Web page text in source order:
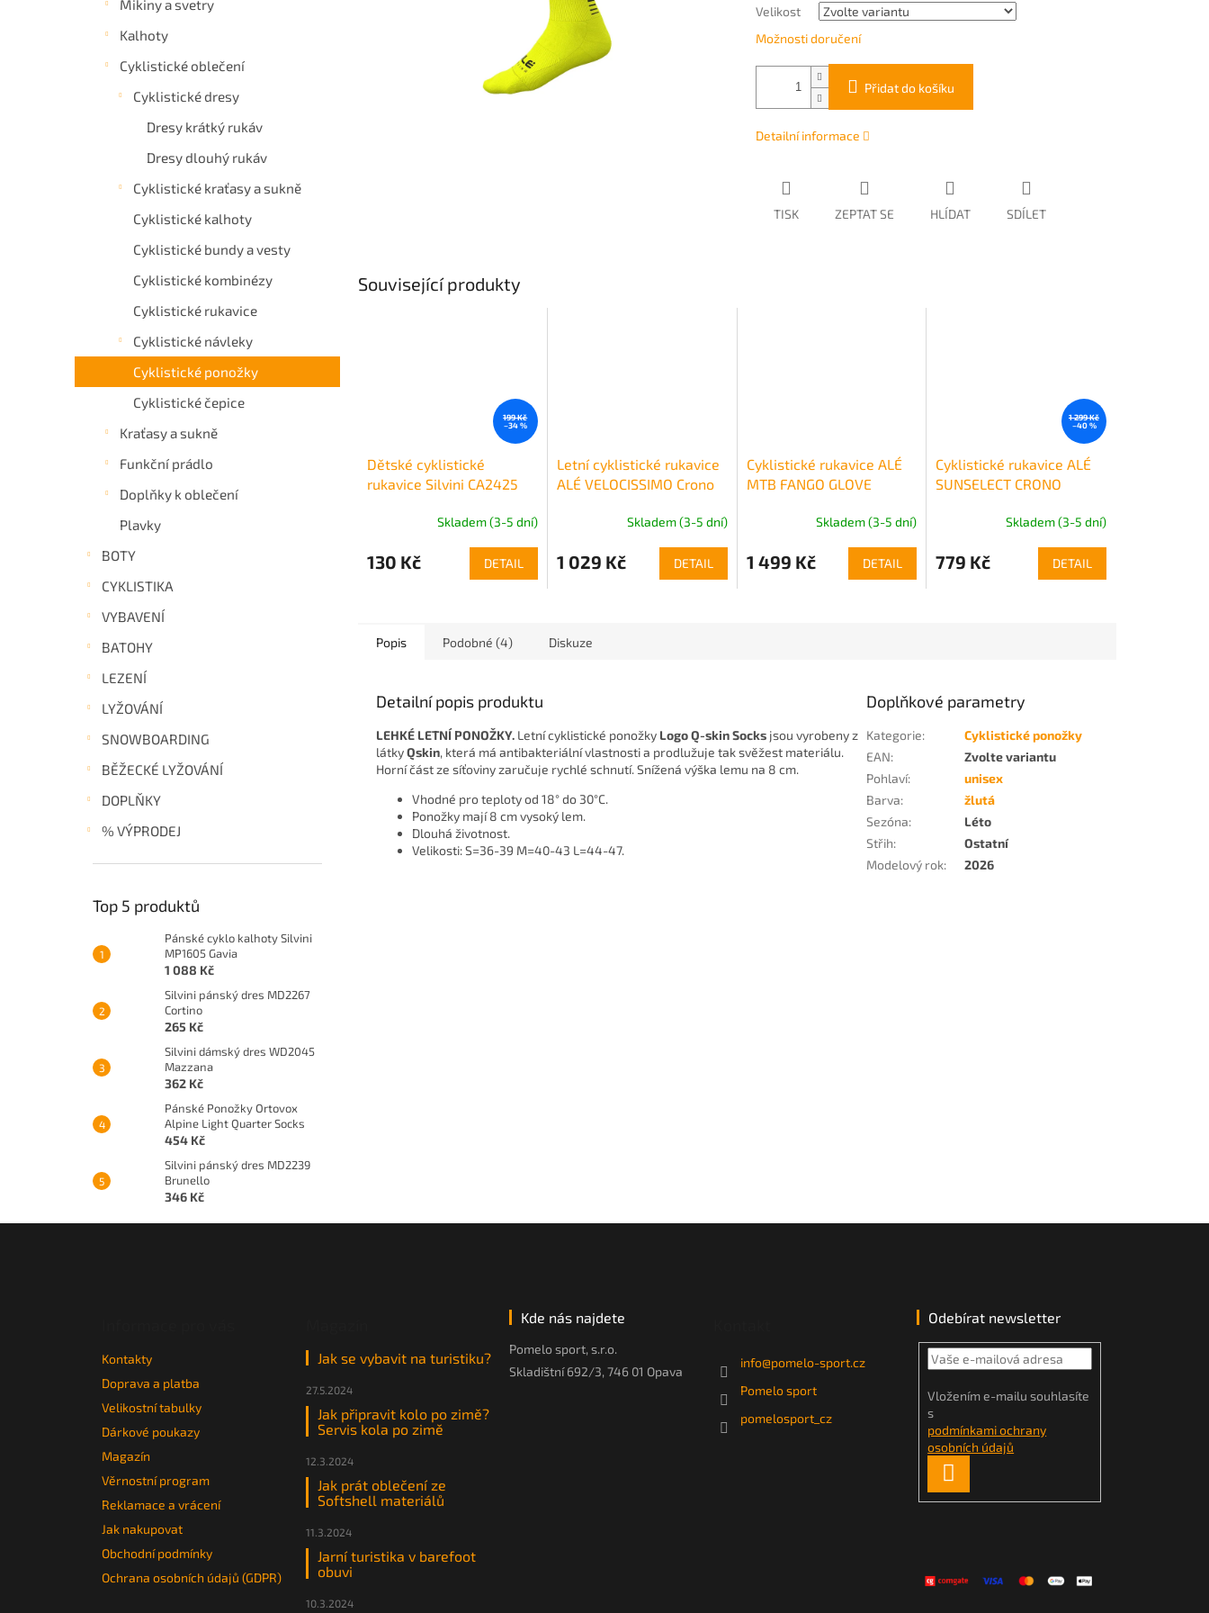
Mikiny a svetry
Kalhoty
Cyklistické oblečení
Cyklistické dresy
Dresy krátký rukáv
Dresy dlouhý rukáv
Cyklistické kraťasy a sukně
Cyklistické kalhoty
Cyklistické bundy a vesty
Cyklistické kombinézy
Cyklistické rukavice
Cyklistické návleky
Cyklistické ponožky
Cyklistické čepice
Kraťasy a sukně
Funkční prádlo
Doplňky k oblečení
Plavky
BOTY
CYKLISTIKA
VYBAVENÍ
BATOHY
LEZENÍ
LYŽOVÁNÍ
SNOWBOARDING
BĚŽECKÉ LYŽOVÁNÍ
DOPLŇKY
% VÝPRODEJ
Top 5 produktů
Pánské cyklo kalhoty Silvini
MP1605 Gavia
1 088 Kč
Silvini pánský dres MD2267
Cortino
265 Kč
Silvini dámský dres WD2045
Mazzana
362 Kč
Pánské Ponožky Ortovox
Alpine Light Quarter Socks
454 Kč
Silvini pánský dres MD2239
Brunello
346 Kč
Velikost
Možnosti doručení
Přidat do košíku
Detailní informace
TISK ZEPTAT SE HLÍDAT SDÍLET
Související produkty
199 Kč
–34 %
Dětské cyklistické
rukavice Silvini CA2425
Skladem (3-5 dní)
130 Kč DETAIL
Letní cyklistické rukavice
ALÉ VELOCISSIMO Crono
Skladem (3-5 dní)
1 029 Kč DETAIL
Cyklistické rukavice ALÉ
MTB FANGO GLOVE
Skladem (3-5 dní)
1 499 Kč DETAIL
1 299 Kč
–40 %
Cyklistické rukavice ALÉ
SUNSELECT CRONO
Skladem (3-5 dní)
779 Kč DETAIL
Popis Podobné (4) Diskuze
Detailní popis produktu
LEHKÉ LETNÍ PONOŽKY. Letní cyklistické ponožky Logo Q-skin Socks jsou vyrobeny z
látkyQskin, která má antibakteriální vlastnosti a prodlužuje tak svěžest materiálu.
Horní část ze síťoviny zaručuje rychlé schnutí. Snížená výška lemu na 8 cm.
Vhodné pro teploty od 18° do 30°C.
Ponožky mají 8 cm vysoký lem.
Dlouhá životnost.
Velikosti: S=36-39 M=40-43 L=44-47.
Doplňkové parametry
Kategorie:
Cyklistické ponožky
EAN:
Zvolte variantu
Pohlaví:
unisex
Barva:
žlutá
Sezóna:
Léto
Střih:
Ostatní
Modelový rok: 2026
Kontakty
Doprava a platba
Velikostní tabulky
Dárkové poukazy
Magazín
Věrnostní program
Reklamace a vrácení
Jak nakupovat
Obchodní podmínky
Ochrana osobních údajů (GDPR)
Jak se vybavit na turistiku?
27.5.2024
Jak připravit kolo po zimě?
Servis kola po zimě
12.3.2024
Jak prát oblečení ze
Softshell materiálů
11.3.2024
Jarní turistika v barefoot
obuvi
10.3.2024
Kde nás najdete
Pomelo sport, s.r.o.
Skladištní 692/3, 746 01 Opava
info@pomelo-sport.cz
Pomelo sport
pomelosport_cz
Odebírat newsletter
Vložením e-mailu souhlasíte
s
podmínkami ochrany
osobních údajů
SE